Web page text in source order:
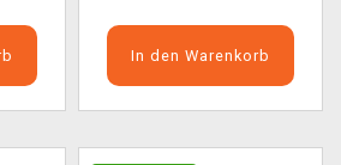
In den Warenkorb